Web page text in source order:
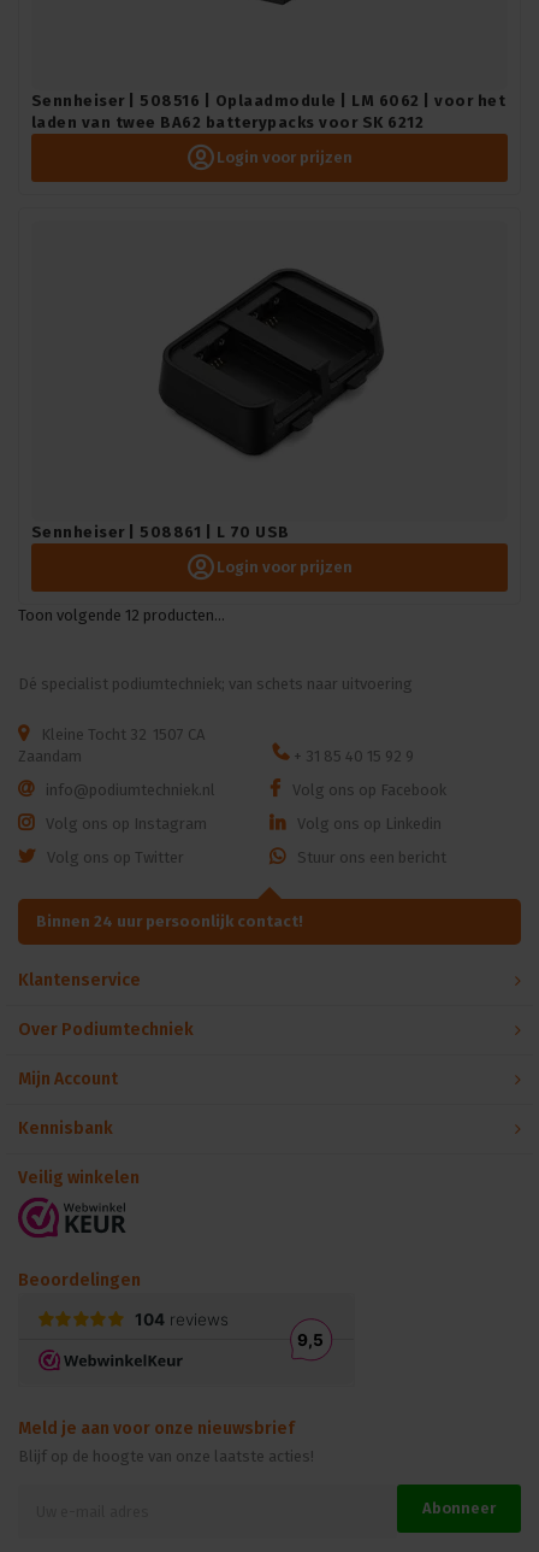
Sennheiser | 508516 | Oplaadmodule | LM 6062 | voor het
laden van twee BA62 batterypacks voor SK 6212
Login voor prijzen
Sennheiser | 508861 | L 70 USB
Login voor prijzen
Toon volgende 12 producten...
Dé specialist podiumtechniek; van schets naar uitvoering
Kleine Tocht 32 1507 CA
Zaandam
+ 31 85 40 15 92 9
info@podiumtechniek.nl
Volg ons op Facebook
Volg ons op Instagram
Volg ons op Linkedin
Volg ons op Twitter
Stuur ons een bericht
Binnen 24 uur persoonlijk contact!
Klantenservice
Over Podiumtechniek
Mijn Account
Kennisbank
Veilig winkelen
Beoordelingen
Meld je aan voor onze nieuwsbrief
Blijf op de hoogte van onze laatste acties!
Abonneer